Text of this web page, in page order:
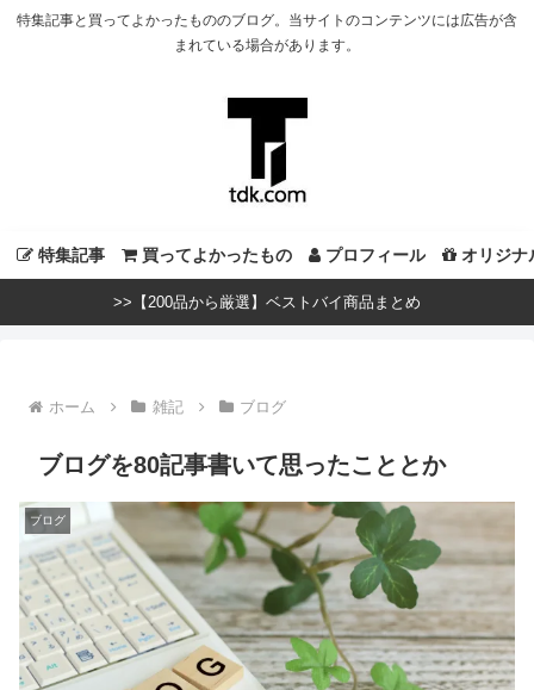
特集記事と買ってよかったもののブログ。当サイトのコンテンツには広告が含
まれている場合があります。
特集記事 買ってよかったもの プロフィール オリジナ
>>【200品から厳選】ベストバイ商品まとめ
ホーム 雑記 ブログ
ブログを80記事書いて思ったこととか
ブログ